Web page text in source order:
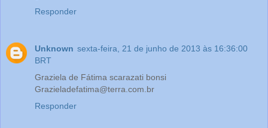
Responder
Unknown sexta-feira, 21 de junho de 2013 às 16:36:00
BRT
Graziela de Fátima scarazati bonsi
Grazieladefatima@terra.com.br
Responder